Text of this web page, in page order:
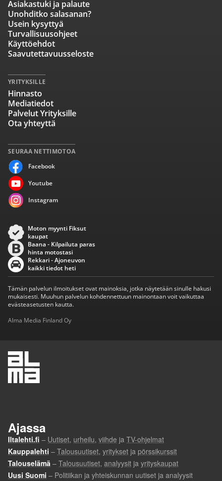
SEURAA NETTIMOTOA
Facebook
Youtube
Instagram
Asiakastuki ja palaute
Unohditko salasanan?
Usein kysyttyä
Turvallisuusohjeet
Käyttöehdot
Saavutettavuusseloste
YRITYKSILLE
Hinnasto
Mediatiedot
Palvelut Yrityksille
Ota yhteyttä
Moton myynti Fiksut
kaupat
Baana - Kilpailuta paras
hinta motostasi
Rekkari - Ajoneuvon
kaikki tiedot heti
Tämän palvelun ilmoitukset ovat mainoksia, jotka näytetään sinulle hakusi
mukaisesti. Muuhun palvelun kohdennettuun mainontaan voit vaikuttaa
evästeasetusten kautta.
Alma Media Finland Oy